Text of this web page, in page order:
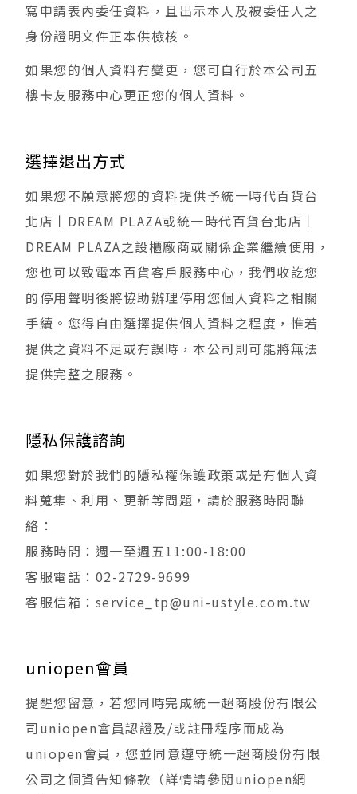
寫申請表內委任資料，且出示本人及被委任人之
身份證明文件正本供檢核。
如果您的個人資料有變更，您可自行於本公司五
樓卡友服務中心更正您的個人資料。
選擇退出方式
如果您不願意將您的資料提供予統一時代百貨台
北店丨DREAM PLAZA或統一時代百貨台北店丨
DREAM PLAZA之設櫃廠商或關係企業繼續使用，
您也可以致電本百貨客戶服務中心，我們收訖您
的停用聲明後將協助辦理停用您個人資料之相關
手續。您得自由選擇提供個人資料之程度，惟若
提供之資料不足或有誤時，本公司則可能將無法
提供完整之服務。
隱私保護諮詢
如果您對於我們的隱私權保護政策或是有個人資
料蒐集、利用、更新等問題，請於服務時間聯
絡：
服務時間：週一至週五11:00-18:00
客服電話：02-2729-9699
客服信箱：service_tp@uni-ustyle.com.tw
uniopen會員
提醒您留意，若您同時完成統一超商股份有限公
司uniopen會員認證及/或註冊程序而成為
uniopen會員，您並同意遵守統一超商股份有限
公司之個資告知條款（詳情請參閱uniopen網